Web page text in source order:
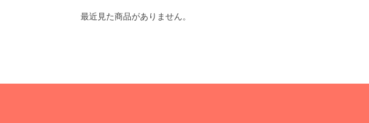
最近見た商品がありません。